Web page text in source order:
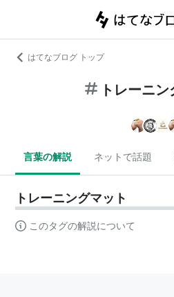
はてなブログ トップ
トレーニン
言葉の解説 ネットで話題
トレーニングマット
このタグの解説について